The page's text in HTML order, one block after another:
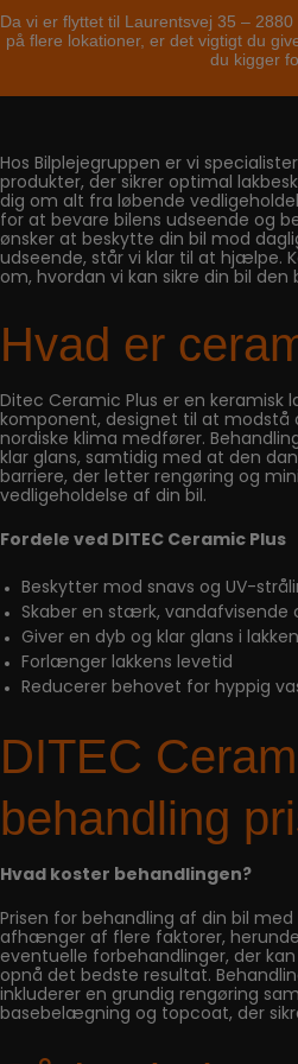
Da vi er flyttet til Laurentsvej 35 –
på flere lokationer, er det vigtigt du
du kigger
Hos Bilplejegruppen er vi
produkter, der sikrer optimal
dig om alt fra løbende
for at bevare bilens udseende og
ønsker at beskytte din bil mod
udseende, står vi klar til at hjælpe.
om, hvordan vi kan sikre din bil den
Hvad er
Ditec Ceramic Plus er en keramisk
komponent, designet til at modstå
nordiske klima medfører.
klar glans, samtidig med at den
barriere, der letter rengøring og
vedligeholdelse af din bil.
Fordele ved DITEC Ceramic Plus
Beskytter mod snavs og UV-
Skaber en stærk, vandafvisende
Giver en dyb og klar glans i lakken
Forlænger lakkens levetid
Reducerer behovet for hyppig
DITEC
behandling
Hvad koster behandlingen?
Prisen for behandling af din bil med
afhænger af flere faktorer,
eventuelle forbehandlinger, der
opnå det bedste resultat.
inkluderer en grundig rengøring
basebelægning og topcoat, der